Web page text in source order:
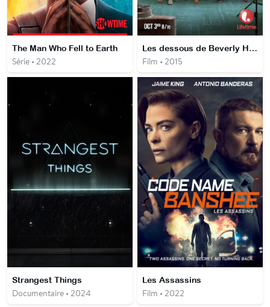
The Man Who Fell to Earth
Série • 2022
Les dessous de Beverly Hills 90210
Film • 2015
Strangest Things
Documentaire • 2024
Les Assassins
Film • 2022